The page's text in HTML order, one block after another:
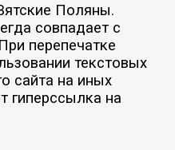
Поляны.
совпадает с
перепечатке
текстовых
сайта на иных
гиперссылка на